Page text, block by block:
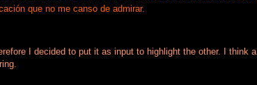
que no me canso de admirar.
I decided to put it as input to highlight the other. I think a